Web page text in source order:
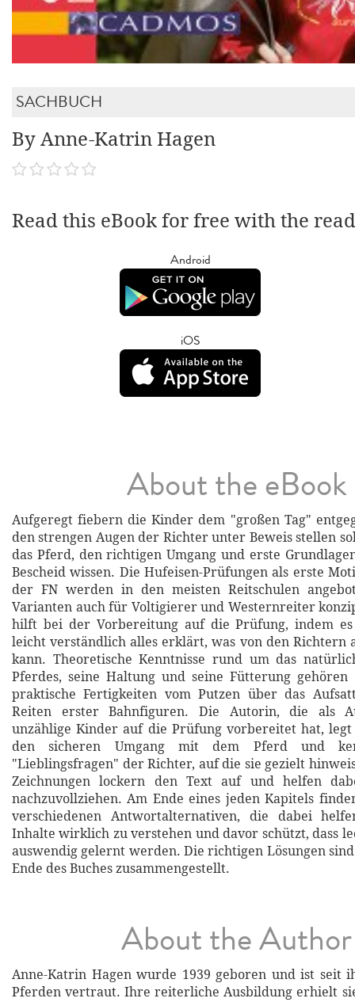
SACHBUCH
By Anne-Katrin Hagen
Read this eBook for free with the
Android
iOS
About the eBook
Aufgeregt fiebern die Kinder dem "großen Tag"
den strengen Augen der Richter unter Beweis stellen
das Pferd, den richtigen Umgang und erste
Bescheid wissen. Die Hufeisen-Prüfungen als erste
der FN werden in den meisten Reitschulen
Varianten auch für Voltigierer und Westernreiter
hilft bei der Vorbereitung auf die Prüfung, indem es
leicht verständlich alles erklärt, was von den Richtern
kann. Theoretische Kenntnisse rund um das
Pferdes, seine Haltung und seine Fütterung gehören
praktische Fertigkeiten vom Putzen über das
Reiten erster Bahnfiguren. Die Autorin, die als
unzählige Kinder auf die Prüfung vorbereitet hat,
den sicheren Umgang mit dem Pferd und
"Lieblingsfragen" der Richter, auf die sie gezielt
Zeichnungen lockern den Text auf und helfen
nachzuvollziehen. Am Ende eines jeden Kapitels
verschiedenen Antwortalternativen, die dabei
Inhalte wirklich zu verstehen und davor schützt, dass
auswendig gelernt werden. Die richtigen Lösungen
Ende des Buches zusammengestellt.
About the Author
Anne-Katrin Hagen wurde 1939 geboren und ist seit
Pferden vertraut. Ihre reiterliche Ausbildung erhielt